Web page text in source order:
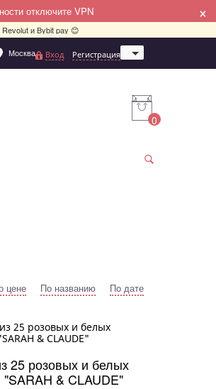
отключите VPN ×
и Bybit pay 😊
Москва
Петербург
Вход Регистрация
0
цене По названию По дате
25 розовых и белых
"SARAH & CLAUDE"